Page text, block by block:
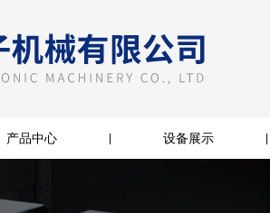
产品中心 | 设备展示 |